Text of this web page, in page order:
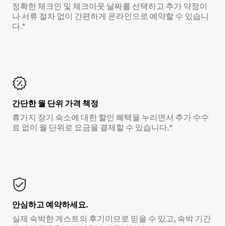
정확한 체크인 및 체크아웃 날짜를 선택하고 추가 약정이
나 서류 절차 없이 간편하게 온라인으로 예약할 수 있습니
다.*
간단한 월 단위 가격 책정
휴가지 장기 숙소에 대한 할인 혜택을 누리면서 추가 수수
료 없이 월 단위로 요금을 결제할 수 있습니다.*
안심하고 예약하세요.
실제 숙박한 게스트의 후기이므로 믿을 수 있고, 숙박 기간